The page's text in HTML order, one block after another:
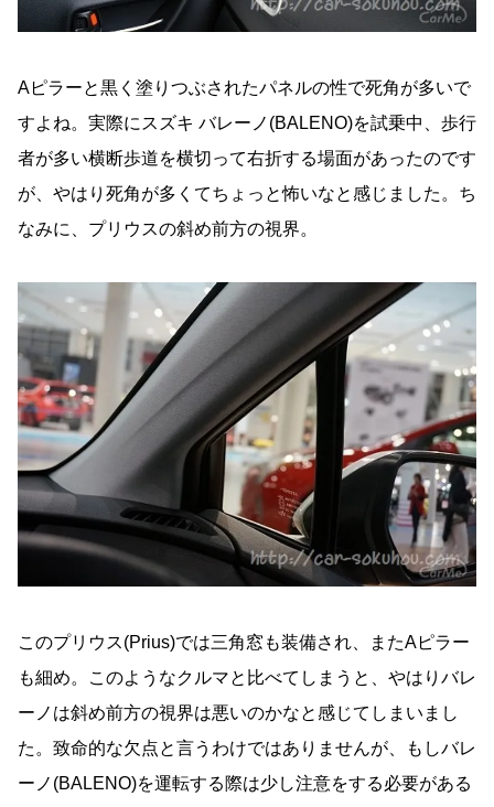
Aピラーと黒く塗りつぶされたパネルの性で死角が多いで
すよね。実際にスズキ バレーノ(BALENO)を試乗中、歩行
者が多い横断歩道を横切って右折する場面があったのです
が、やはり死角が多くてちょっと怖いなと感じました。ち
なみに、プリウスの斜め前方の視界。
このプリウス(Prius)では三角窓も装備され、またAピラー
も細め。このようなクルマと比べてしまうと、やはりバレ
ーノは斜め前方の視界は悪いのかなと感じてしまいまし
た。致命的な欠点と言うわけではありませんが、もしバレ
ーノ(BALENO)を運転する際は少し注意をする必要がある